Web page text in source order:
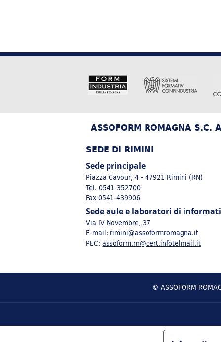
ASSOFORM ROMAGNA S.C.
SEDE DI RIMINI
Sede principale
Piazza Cavour, 4 - 47921 Rimini (RN)
Tel. 0541-352700
Fax 0541-439906
Sede aule e laboratori di
Via IV Novembre, 37
E-mail: rimini@assoformromagna.it
PEC:assoform.rn@cert.infotelmail.it
© ASSOFORM